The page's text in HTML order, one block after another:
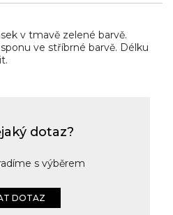
v tmavě zelené barvě.
ve stříbrné barvě. Délku
dotaz?
s výběrem
DOTAZ